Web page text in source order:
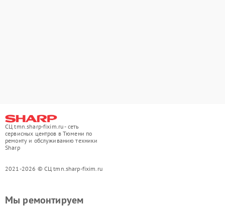
СЦ tmn.sharp-fixim.ru - сеть
сервисных центров в Тюмени по
ремонту и обслуживанию техники
Sharp
2021-2026 © СЦ tmn.sharp-fixim.ru
Мы ремонтируем